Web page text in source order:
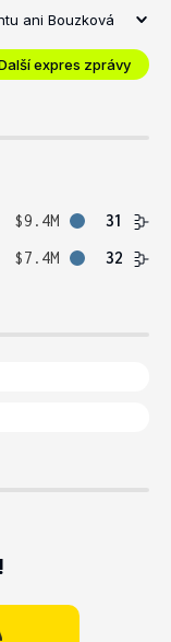
ani Bouzková
expres zprávy
$9.4M
31
$7.4M 32